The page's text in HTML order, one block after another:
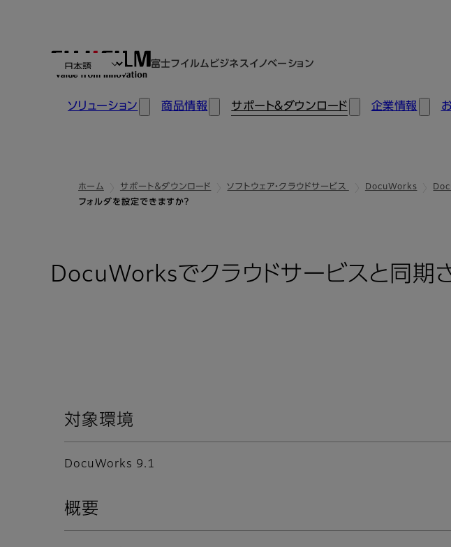
富士フイルムビジネスイノベーション
ソリューション 商品情報 サポート＆ダウンロード 企業情報
ホーム サポート＆ダウンロード ソフトウェア・クラウドサービス DocuWorks
フォルダを設定できますか？
DocuWorksでクラウドサービスと同期
対象環境
DocuWorks 9.1
概要